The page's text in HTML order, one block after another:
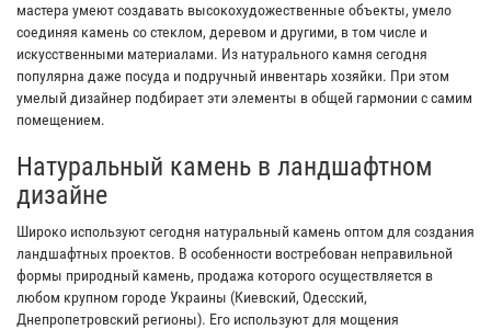
мастера умеют создавать высокохудожественные объекты, умело
соединяя камень со стеклом, деревом и другими, в том числе и
искусственными материалами. Из натурального камня сегодня
популярна даже посуда и подручный инвентарь хозяйки. При этом
умелый дизайнер подбирает эти элементы в общей гармонии с самим
помещением.
Натуральный камень в ландшафтном
дизайне
Широко используют сегодня натуральный камень оптом для создания
ландшафтных проектов. В особенности востребован неправильной
формы природный камень, продажа которого осуществляется в
любом крупном городе Украины (Киевский, Одесский,
Днепропетровский регионы). Его используют для мощения